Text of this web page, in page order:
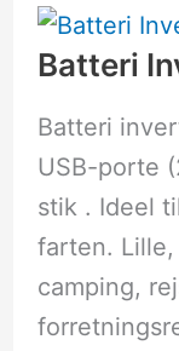
Batteri
Batteri
USB-porte
stik . Ideel
farten.
camping,